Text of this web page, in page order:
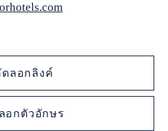
ลอกลิงค์
อกตัวอักษร